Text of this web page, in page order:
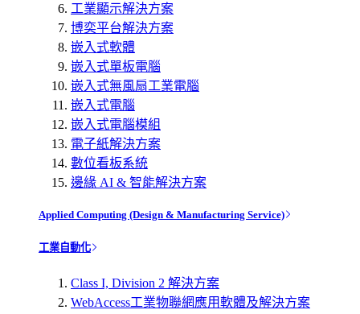
工業顯示解決方案
博奕平台解決方案
嵌入式軟體
嵌入式單板電腦
嵌入式無風扇工業電腦
嵌入式電腦
嵌入式電腦模組
電子紙解決方案
數位看板系統
邊緣 AI & 智能解決方案
Applied Computing (Design & Manufacturing Service)
工業自動化
Class I, Division 2 解決方案
WebAccess工業物聯網應用軟體及解決方案